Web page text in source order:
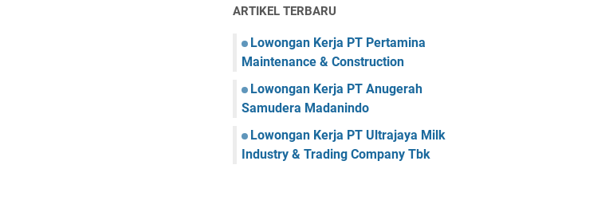
ARTIKEL TERBARU
Lowongan Kerja PT Pertamina
Maintenance & Construction
Lowongan Kerja PT Anugerah
Samudera Madanindo
Lowongan Kerja PT Ultrajaya Milk
Industry & Trading Company Tbk